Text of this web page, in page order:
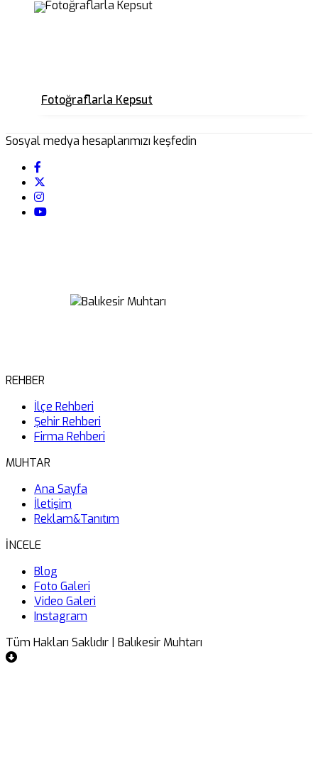
Fotoğraflarla Kepsut
Sosyal medya hesaplarımızı keşfedin
REHBER
İlçe Rehberi
Şehir Rehberi
Firma Rehberi
MUHTAR
Ana Sayfa
İletişim
Reklam&Tanıtım
İNCELE
Blog
Foto Galeri
Video Galeri
Instagram
Tüm Hakları Saklıdır | Balıkesir Muhtarı